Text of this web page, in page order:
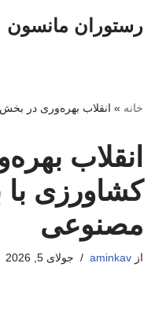
رستوران مانسون
خانه » انقلاب بهره‌وری در
انقلاب
کشاورزی
مصنوعی
از aminkav جولای 5, 2026